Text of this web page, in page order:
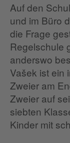
Auf den
und im Büro
die Frage
Regelschule
anderswo
Vašek ist ein
Zweier am
Zweier auf
siebten
Kinder mit